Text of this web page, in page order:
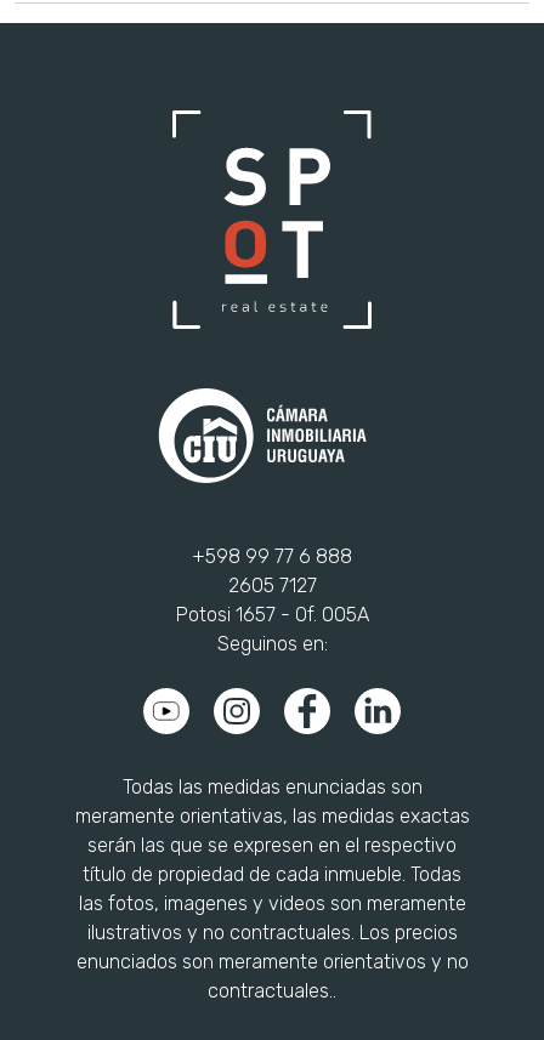
+598 99 77 6 888
2605 7127
Potosi 1657 - Of. 005A
Seguinos en:
Todas las medidas enunciadas son
meramente orientativas, las medidas exactas
serán las que se expresen en el respectivo
título de propiedad de cada inmueble. Todas
las fotos, imagenes y videos son meramente
ilustrativos y no contractuales. Los precios
enunciados son meramente orientativos y no
contractuales..